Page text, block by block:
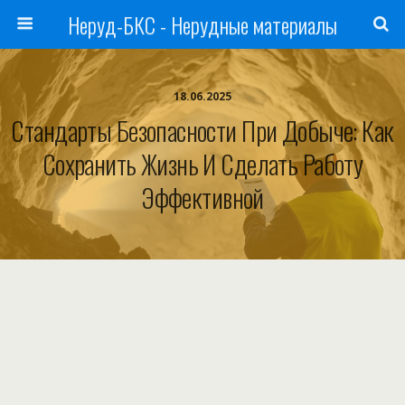
Неруд-БКС - Нерудные материалы
18.06.2025
Стандарты Безопасности При Добыче: Как
Сохранить Жизнь И Сделать Работу
Эффективной